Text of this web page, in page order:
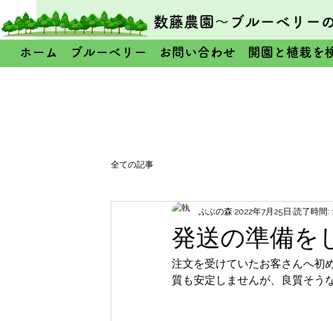
数藤農園～ブルーベリー
ホーム ブルーベリー お問い合わせ 開園と植栽を
全ての記事
発送の準備を
ぶぶの森 2022年7月25日 読了時間:
注文を受けていたお客さんへ初
質も安定しませんが、良質そう